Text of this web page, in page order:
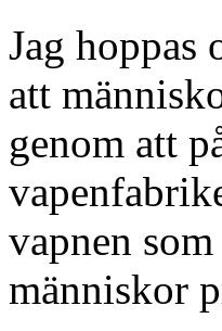
Jag hoppas
att
genom att
vapnen
människor